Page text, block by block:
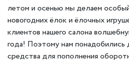
летом и осенью мы делаем
новогодних ёлок и ёлочных
клиентов нашего салона
года! Поэтому нам понадобились
средства для пополнения